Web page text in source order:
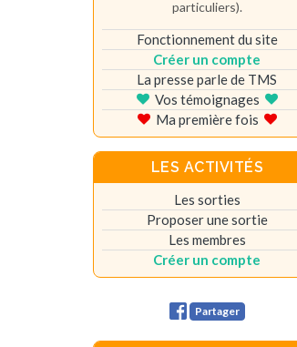
particuliers).
Fonctionnement du site
Créer un compte
La presse parle de TMS
Vos témoignages
Ma première fois
LES ACTIVITÉS
Les sorties
Proposer une sortie
Les membres
Créer un compte
Partager